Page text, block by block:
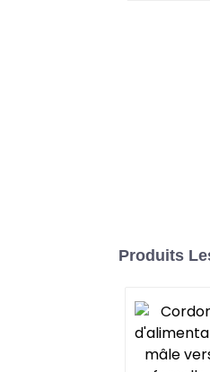
Produits